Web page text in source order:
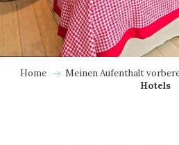
Home Meinen Aufenthalt
Hotels